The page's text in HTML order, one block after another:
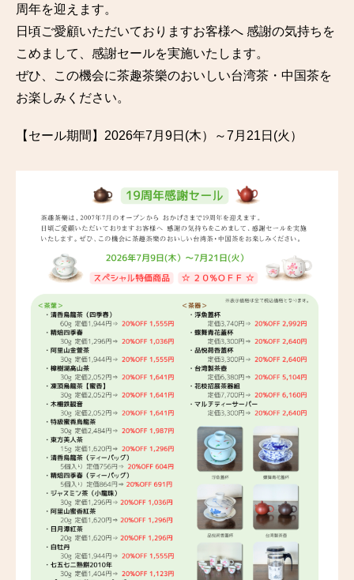
周年を迎えます。
日頃ご愛顧いただいておりますお客様へ 感謝の気持ちを
こめまして、感謝セールを実施いたします。
ぜひ、この機会に茶趣茶樂のおいしい台湾茶・中国茶を
お楽しみください。
【セール期間】2026年7月9日(木）～7月21日(火）